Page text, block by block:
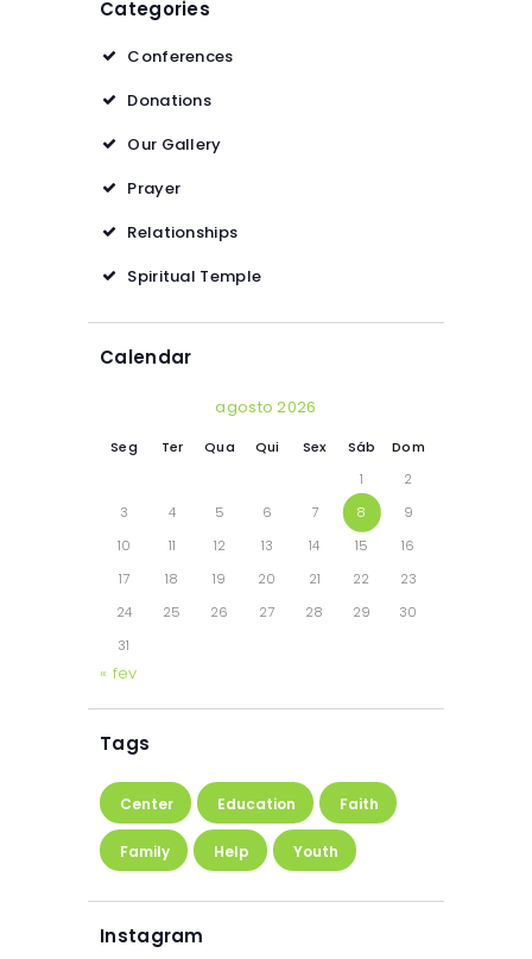
Categories
Conferences
Donations
Our Gallery
Prayer
Relationships
Spiritual Temple
Calendar
agosto 2026
Seg Ter Qua Qui Sex Sáb
Dom
1
2
3
4 5 6 7 8
9
10
11 12 13 14 15
16
17
18 19 20 21 22
23
24
25 26 27 28 29
30
31
« fev
Tags
Center Education Faith
Family Help Youth
Instagram